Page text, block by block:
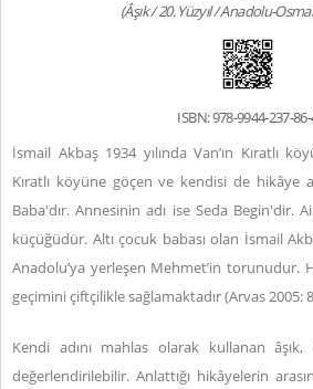
(Âşık / 20. Yüzyıl / Anadolu-
ISBN: 978-9944-237-
İsmail Akbaş 1934 yılında Van’ın Kıratlı
Kıratlı köyüne göçen ve kendisi de hikâye
Baba'dır. Annesinin adı ise Seda Begin'dir.
küçüğüdür. Altı çocuk babası olan İsmail
Anadolu’ya yerleşen Mehmet’in torunudur.
geçimini çiftçilikle sağlamaktadır (Arvas 2005:
Kendi adını mahlas olarak kullanan âşık,
değerlendirilebilir. Anlattığı hikâyelerin